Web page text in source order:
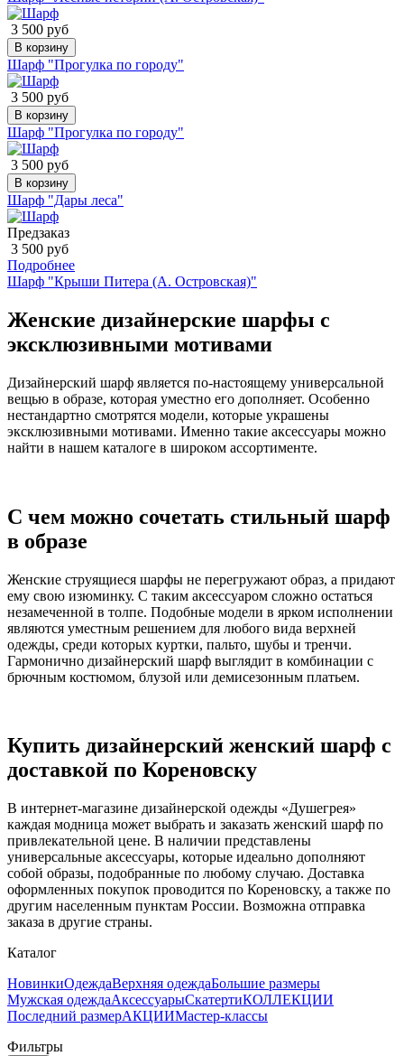
3 500 руб
В корзину
Шарф "Прогулка по городу"
3 500 руб
В корзину
Шарф "Прогулка по городу"
3 500 руб
В корзину
Шарф "Дары леса"
Предзаказ
3 500 руб
Подробнее
Шарф "Крыши Питера (А. Островская)"
Женские дизайнерские шарфы с
эксклюзивными мотивами
Дизайнерский шарф является по-настоящему универсальной
вещью в образе, которая уместно его дополняет. Особенно
нестандартно смотрятся модели, которые украшены
эксклюзивными мотивами. Именно такие аксессуары можно
найти в нашем каталоге в широком ассортименте.
С чем можно сочетать стильный шарф
в образе
Женские струящиеся шарфы не перегружают образ, а придают
ему свою изюминку. С таким аксессуаром сложно остаться
незамеченной в толпе. Подобные модели в ярком исполнении
являются уместным решением для любого вида верхней
одежды, среди которых куртки, пальто, шубы и тренчи.
Гармонично дизайнерский шарф выглядит в комбинации с
брючным костюмом, блузой или демисезонным платьем.
Купить дизайнерский женский шарф с
доставкой по Кореновску
В интернет-магазине дизайнерской одежды «Душегрея»
каждая модница может выбрать и заказать женский шарф по
привлекательной цене. В наличии представлены
универсальные аксессуары, которые идеально дополняют
собой образы, подобранные по любому случаю. Доставка
оформленных покупок проводится по Кореновску, а также по
другим населенным пунктам России. Возможна отправка
заказа в другие страны.
Каталог
НовинкиОдеждаВерхняя одеждаБольшие размеры
Мужская одеждаАксессуарыСкатертиКОЛЛЕКЦИИ
Последний размерАКЦИИМастер-классы
Фильтры